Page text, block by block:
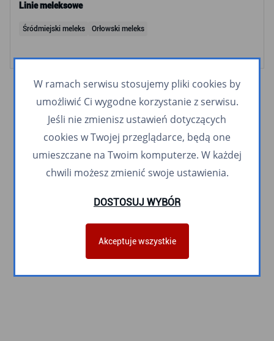
Linie meleksowe
Śródmiejski meleks Orłowski meleks
W ramach serwisu stosujemy pliki cookies by
umożliwić Ci wygodne korzystanie z serwisu.
Jeśli nie zmienisz ustawień dotyczących
cookies w Twojej przeglądarce, będą one
umieszczane na Twoim komputerze. W każdej
chwili możesz zmienić swoje ustawienia.
DOSTOSUJ WYBÓR
Akceptuje wszystkie